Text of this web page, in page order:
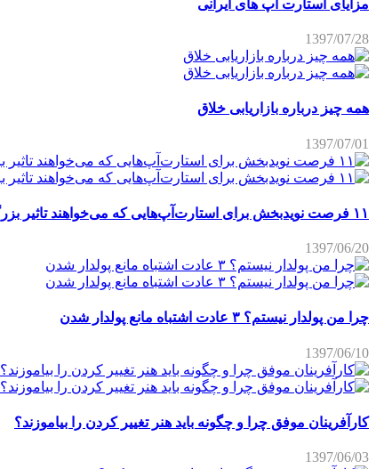
مزایای استارت آپ های ایرانی
1397/07/28
همه چیز درباره بازاریابی خلاق
1397/07/01
۱۱ فرصت نویدبخش برای استارت‌آپ‌هایی که می‌خواهند تاثیر بزرگی برجای بگذارند
1397/06/20
چرا من پولدار نیستم؟ ۳ عادت اشتباه مانع پولدار شدن
1397/06/10
کارآفرینان موفق چرا و چگونه باید هنر تغییر کردن را بیاموزند؟
1397/06/03